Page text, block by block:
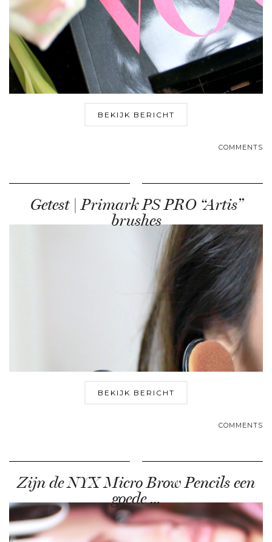
BEKIJK BERICHT
COMMENTS
Getest | Primark PS PRO “Artis”
brushes
BEKIJK BERICHT
COMMENTS
Zijn de NYX Micro Brow Pencils een
goede …